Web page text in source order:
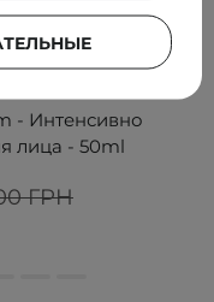
- Интенсивно
лица - 50ml
ГРН